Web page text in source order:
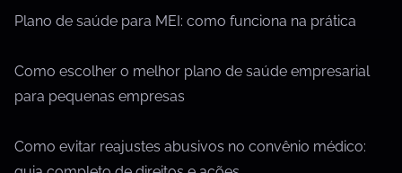
Plano de saúde para MEI: como funciona na prática
Como escolher o melhor plano de saúde empresarial
para pequenas empresas
Como evitar reajustes abusivos no convênio médico: